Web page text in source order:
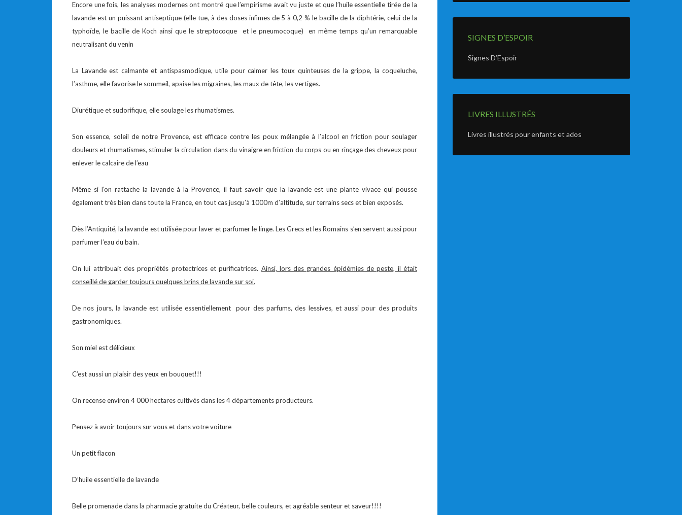
Encore une fois, les analyses modernes ont montré que l’empirisme avait vu juste et que l’huile essentielle tirée de la
lavande est un puissant antiseptique (elle tue, à des doses infimes de 5 à 0,2 % le bacille de la diphtérie, celui de la
typhoïde, le bacille de Koch ainsi que le streptocoque et le pneumocoque) en même temps qu’un remarquable
neutralisant du venin
La Lavande est calmante et antispasmodique, utile pour calmer les toux quinteuses de la grippe, la coqueluche,
l’asthme, elle favorise le sommeil, apaise les migraines, les maux de tête, les vertiges.
Diurétique et sudorifique, elle soulage les rhumatismes.
Son essence, soleil de notre Provence, est efficace contre les poux mélangée à l’alcool en friction pour soulager
douleurs et rhumatismes, stimuler la circulation dans du vinaigre en friction du corps ou en rinçage des cheveux pour
enlever le calcaire de l’eau
Même si l’on rattache la lavande à la Provence, il faut savoir que la lavande est une plante vivace qui pousse
également très bien dans toute la France, en tout cas jusqu’à 1000m d’altitude, sur terrains secs et bien exposés.
Dès l’Antiquité, la lavande est utilisée pour laver et parfumer le linge. Les Grecs et les Romains s’en servent aussi pour
parfumer l’eau du bain.
On lui attribuait des propriétés protectrices et purificatrices. Ainsi, lors des grandes épidémies de peste, il était
conseillé de garder toujours quelques brins de lavande sur soi.
De nos jours, la lavande est utilisée essentiellement pour des parfums, des lessives, et aussi pour des produits
gastronomiques.
Son miel est délicieux
C’est aussi un plaisir des yeux en bouquet!!!
On recense environ 4 000 hectares cultivés dans les 4 départements producteurs.
Pensez à avoir toujours sur vous et dans votre voiture
Un petit flacon
D’huile essentielle de lavande
Belle promenade dans la pharmacie gratuite du Créateur, belle couleurs, et agréable senteur et saveur!!!!
SIGNES D’ESPOIR
Signes D’Espoir
LIVRES ILLUSTRÉS
Livres illustrés pour enfants et ados